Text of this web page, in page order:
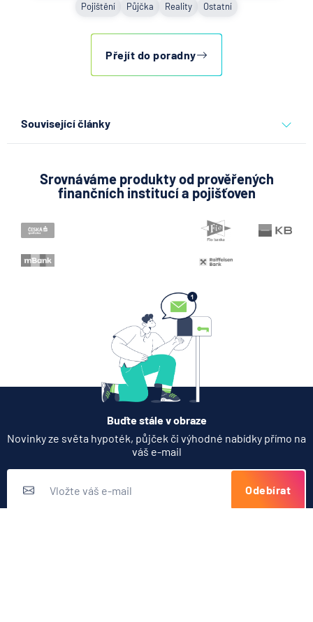
Pojištění
Půjčka Reality Ostatní
Přejít do poradny
Související články
7.8.2026 Běžný účet
ČNB ponechala úroky,
klíčový je ale výhled inflace
Partners Banka spouští
nákup a prodej bitcoinu
přímo v Partners App
6.8.2026
Když rozhoduje stres: nové
triky bankovních podvodníků
Srovnáváme produkty od prověřených
finančních institucí a pojišťoven
Buďte stále v obraze
Novinky ze světa hypoték, půjček či výhodné nabídky přímo na
váš e-mail
Odebírat